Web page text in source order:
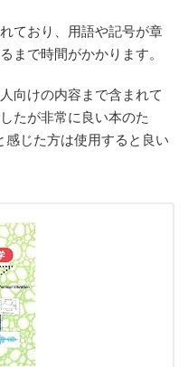
ており、用語や記号が章
まで時間がかかります。
向けの内容まで含まれて
たが非常に良い本のた
じた方は使用すると良い